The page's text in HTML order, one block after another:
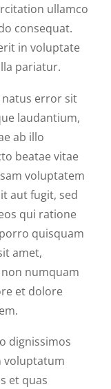
ullamco
consequat.
in voluptate
pariatur.
natus error sit
laudantium,
ab illo
beatae vitae
voluptatem
aut fugit, sed
qui ratione
quisquam
amet,
numquam
et dolore
dignissimos
voluptatum
et quas